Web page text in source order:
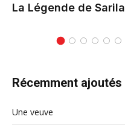
La Légende de Sarila
Récemment ajoutés
Une veuve